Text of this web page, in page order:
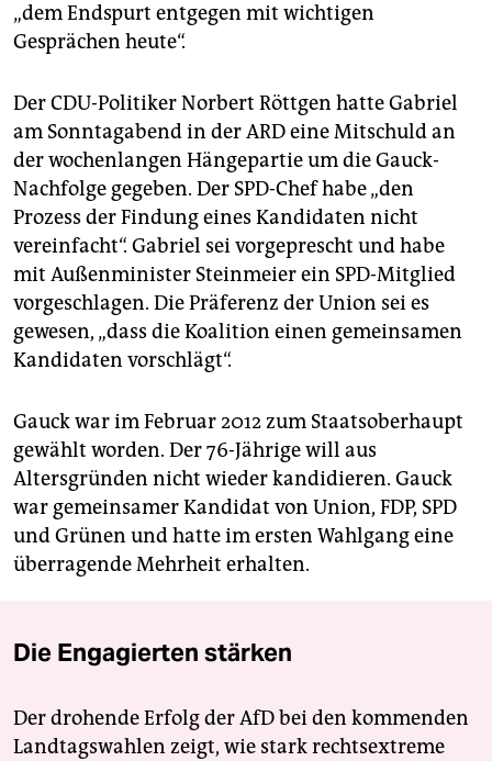
„dem Endspurt entgegen mit wichtigen
Gesprächen heute“.
Der CDU-Politiker Norbert Röttgen hatte Gabriel
am Sonntagabend in der ARD eine Mitschuld an
der wochenlangen Hängepartie um die Gauck-
Nachfolge gegeben. Der SPD-Chef habe „den
Prozess der Findung eines Kandidaten nicht
vereinfacht“. Gabriel sei vorgeprescht und habe
mit Außenminister Steinmeier ein SPD-Mitglied
vorgeschlagen. Die Präferenz der Union sei es
gewesen, „dass die Koalition einen gemeinsamen
Kandidaten vorschlägt“.
Gauck war im Februar 2012 zum Staatsoberhaupt
gewählt worden. Der 76-Jährige will aus
Altersgründen nicht wieder kandidieren. Gauck
war gemeinsamer Kandidat von Union, FDP, SPD
und Grünen und hatte im ersten Wahlgang eine
überragende Mehrheit erhalten.
Die Engagierten stärken
Der drohende Erfolg der AfD bei den kommenden
Landtagswahlen zeigt, wie stark rechtsextreme